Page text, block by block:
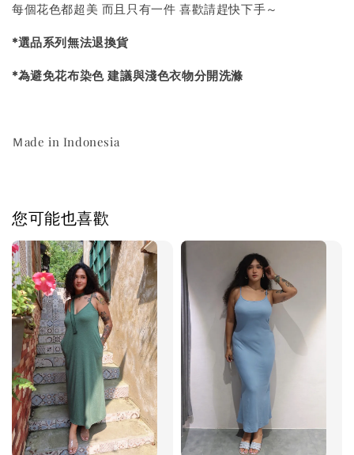
每個花色都超美 而且只有一件 喜歡請趕快下手～
*選品系列無法退換貨
*為避免花布染色 建議與淺色衣物分開洗滌
Ｍade in Indonesia
您可能也喜歡